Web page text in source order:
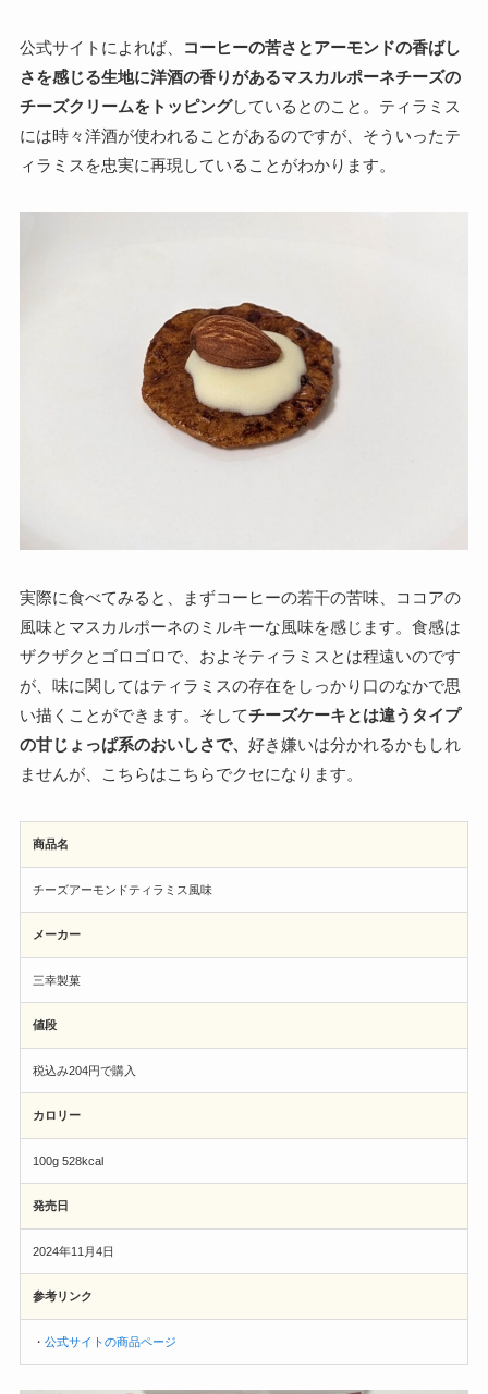
公式サイトによれば、
コーヒーの苦さとアーモンドの香ばし
さを感じる生地に洋酒の香りがあるマスカルポーネチーズの
チーズクリームをトッピングしているとのこと。ティラミス
には時々洋酒が使われることがあるのですが、そういったテ
ィラミスを忠実に再現していることがわかります。
実際に食べてみると、まずコーヒーの若干の苦味、ココアの
風味とマスカルポーネのミルキーな風味を感じます。食感は
ザクザクとゴロゴロで、およそティラミスとは程遠いのです
が、味に関してはティラミスの存在をしっかり口のなかで思
い描くことができます。そしてチーズケーキとは違うタイプ
の甘じょっぱ系のおいしさで、 好き嫌いは分かれるかもしれ
ませんが、こちらはこちらでクセになります。
商品名
チーズアーモンドティラミス風味
メーカー
三幸製菓
値段
税込み204円で購入
カロリー
100g 528kcal
発売日
2024年11月4日
参考リンク
・公式サイトの商品ページ